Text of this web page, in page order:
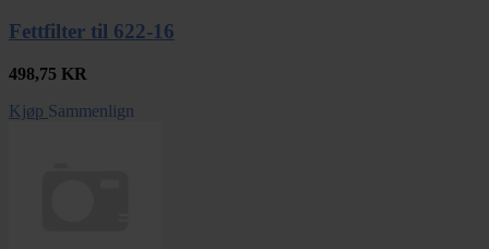
Fettfilter til 622-16
498,75 KR
Kjøp Sammenlign